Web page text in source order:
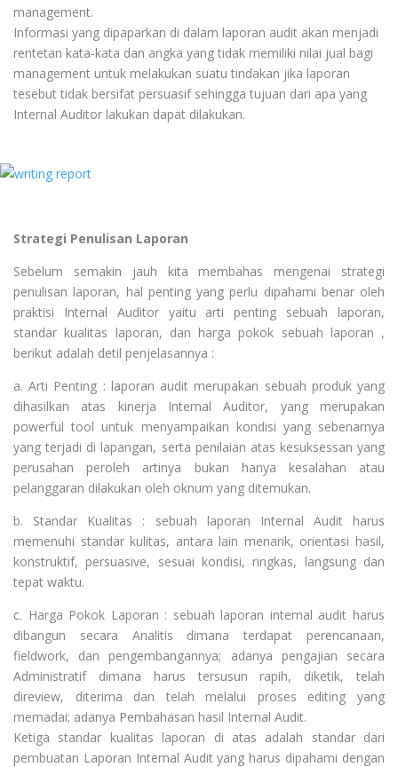
management.
Informasi yang dipaparkan di dalam laporan audit akan menjadi
rentetan kata-kata dan angka yang tidak memiliki nilai jual bagi
management untuk melakukan suatu tindakan jika laporan
tesebut tidak bersifat persuasif sehingga tujuan dari apa yang
Internal Auditor lakukan dapat dilakukan.
Strategi Penulisan Laporan
Sebelum semakin jauh kita membahas mengenai strategi
penulisan laporan, hal penting yang perlu dipahami benar oleh
praktisi Internal Auditor yaitu arti penting sebuah laporan,
standar kualitas laporan, dan harga pokok sebuah laporan ,
berikut adalah detil penjelasannya :
a. Arti Penting : laporan audit merupakan sebuah produk yang
dihasilkan atas kinerja Internal Auditor, yang merupakan
powerful tool untuk menyampaikan kondisi yang sebenarnya
yang terjadi di lapangan, serta penilaian atas kesuksessan yang
perusahan peroleh artinya bukan hanya kesalahan atau
pelanggaran dilakukan oleh oknum yang ditemukan.
b. Standar Kualitas : sebuah laporan Internal Audit harus
memenuhi standar kulitas, antara lain menarik, orientasi hasil,
konstruktif, persuasive, sesuai kondisi, ringkas, langsung dan
tepat waktu.
c. Harga Pokok Laporan : sebuah laporan internal audit harus
dibangun secara Analitis dimana terdapat perencanaan,
fieldwork, dan pengembangannya; adanya pengajian secara
Administratif dimana harus tersusun rapih, diketik, telah
direview, diterima dan telah melalui proses editing yang
memadai; adanya Pembahasan hasil Internal Audit.
Ketiga standar kualitas laporan di atas adalah standar dari
pembuatan Laporan Internal Audit yang harus dipahami dengan